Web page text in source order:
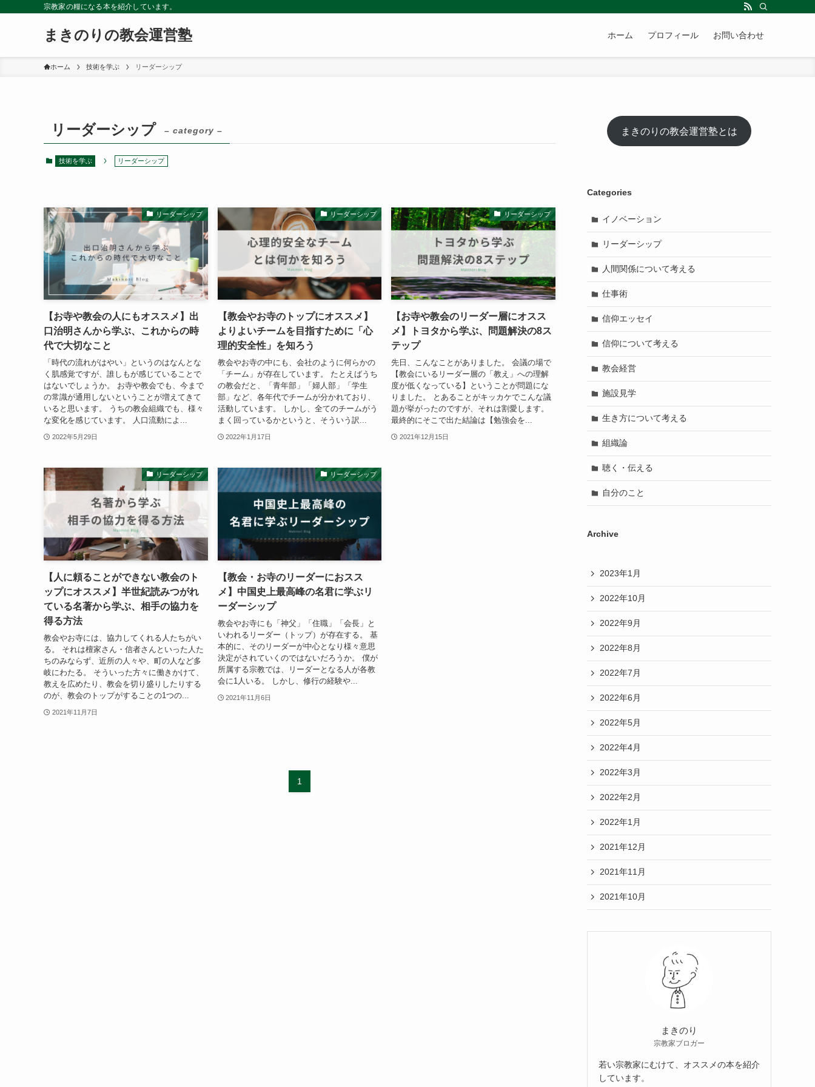
宗教家の糧になる本を紹介しています。
まきのりの教会運営塾 ホーム プロフィール お問い合わせ
ホーム 技術を学ぶ リーダーシップ
リーダーシップ – category –
技術を学ぶ リーダーシップ
リーダーシップ
【お寺や教会の人にもオススメ】出
口治明さんから学ぶ、これからの時
代で大切なこと
「時代の流れがはやい」というのはなんとな
く肌感覚ですが、誰しもが感じていることで
はないでしょうか。 お寺や教会でも、今まで
の常識が通用しないということが増えてきて
いると思います。 うちの教会組織でも、様々
な変化を感じています。 人口流動によ...
2022年5月29日
リーダーシップ
【教会やお寺のトップにオススメ】
よりよいチームを目指すために「心
理的安全性」を知ろう
教会やお寺の中にも、会社のように何らかの
「チーム」が存在しています。 たとえばうち
の教会だと、「青年部」「婦人部」「学生
部」など、各年代でチームが分かれており、
活動しています。 しかし、全てのチームがう
まく回っているかというと、そういう訳...
2022年1月17日
リーダーシップ
【お寺や教会のリーダー層にオスス
メ】トヨタから学ぶ、問題解決の8ス
テップ
先日、こんなことがありました。 会議の場で
【教会にいるリーダー層の「教え」への理解
度が低くなっている】ということが問題にな
りました。 とあることがキッカケでこんな議
題が挙がったのですが、それは割愛します。
最終的にそこで出た結論は【勉強会を...
2021年12月15日
リーダーシップ
【人に頼ることができない教会のト
ップにオススメ】半世紀読みつがれ
ている名著から学ぶ、相手の協力を
得る方法
教会やお寺には、協力してくれる人たちがい
る。 それは檀家さん・信者さんといった人た
ちのみならず、近所の人々や、町の人など多
岐にわたる。 そういった方々に働きかけて、
教えを広めたり、教会を切り盛りしたりする
のが、教会のトップがすることの1つの...
2021年11月7日
リーダーシップ
【教会・お寺のリーダーにおスス
メ】中国史上最高峰の名君に学ぶリ
ーダーシップ
教会やお寺にも「神父」「住職」「会長」と
いわれるリーダー（トップ）が存在する。 基
本的に、そのリーダーが中心となり様々意思
決定がされていくのではないだろうか。 僕が
所属する宗教では、リーダーとなる人が各教
会に1人いる。 しかし、修行の経験や...
2021年11月6日
1
まきのりの教会運営塾とは
Categories
イノベーション
リーダーシップ
人間関係について考える
仕事術
信仰エッセイ
信仰について考える
教会経営
施設見学
生き方について考える
組織論
聴く・伝える
自分のこと
Archive
2023年1月
2022年10月
2022年9月
2022年8月
2022年7月
2022年6月
2022年5月
2022年4月
2022年3月
2022年2月
2022年1月
2021年12月
2021年11月
2021年10月
まきのり
宗教家ブロガー
若い宗教家にむけて、オススメの本を紹介
しています。